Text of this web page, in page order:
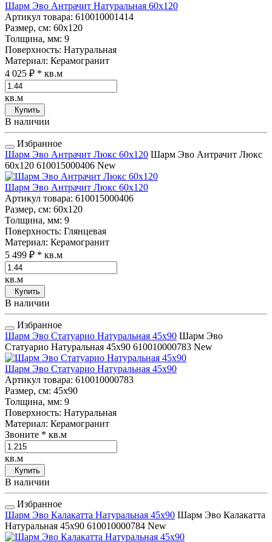
Шарм Эво Антрачит Натуральная 60x120
Артикул товара: 610010001414
Размер, см: 60x120
Толщина, мм: 9
Поверхность: Натуральная
Материал: Керамогранит
4 025 ₽ * кв.м
кв.м
Купить
В наличии
Избранное
Шарм Эво Антрачит Люкс 60x120 Шарм Эво Антрачит Люкс
60x120 610015000406 New
Шарм Эво Антрачит Люкс 60x120
Артикул товара: 610015000406
Размер, см: 60x120
Толщина, мм: 9
Поверхность: Глянцевая
Материал: Керамогранит
5 499 ₽ * кв.м
кв.м
Купить
В наличии
Избранное
Шарм Эво Статуарио Натуральная 45x90 Шарм Эво
Статуарио Натуральная 45x90 610010000783 New
Шарм Эво Статуарио Натуральная 45x90
Артикул товара: 610010000783
Размер, см: 45x90
Толщина, мм: 9
Поверхность: Натуральная
Материал: Керамогранит
Звоните * кв.м
кв.м
Купить
В наличии
Избранное
Шарм Эво Калакатта Натуральная 45x90 Шарм Эво Калакатта
Натуральная 45x90 610010000784 New